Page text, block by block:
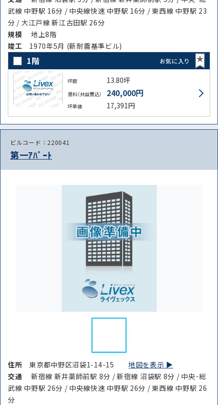
武線 中野駅 16分 / 中央線快速 中野駅 16分 / 東西線 中野駅 23
分 / 大江戸線 新江古田駅 26分
規模
地上8階
竣⼯ 1970年5月 (新耐震基準ビル)
1階 お気に入り
坪数 13.80坪
賃料（共益費込） 240,000円
坪単価 17,391円
ビルコード：220041
第一ｱﾊﾟｰﾄ
住所東京都中野区沼袋1-14-15地図を表示 ▶︎
交通
新宿線 新井薬師前駅 8分 / 新宿線 沼袋駅 8分 / 中央･総
武線 中野駅 26分 / 中央線快速 中野駅 26分 / 東西線 中野駅 26
分